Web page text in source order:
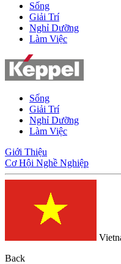
Sống
Giải Trí
Nghỉ Dưỡng
Làm Việc
Sống
Giải Trí
Nghỉ Dưỡng
Làm Việc
Giới Thiệu
Cơ Hội Nghề Nghiệp
Back